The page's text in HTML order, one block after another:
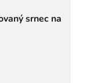
srnec na